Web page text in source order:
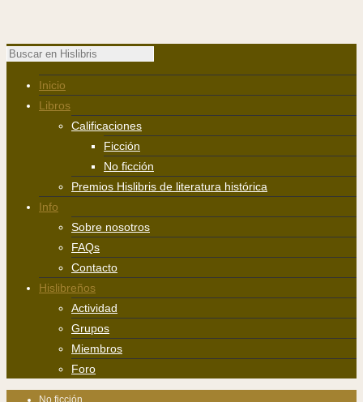
Inicio
Libros
Calificaciones
Ficción
No ficción
Premios Hislibris de literatura histórica
Info
Sobre nosotros
FAQs
Contacto
Hislibreños
Actividad
Grupos
Miembros
Foro
No ficción